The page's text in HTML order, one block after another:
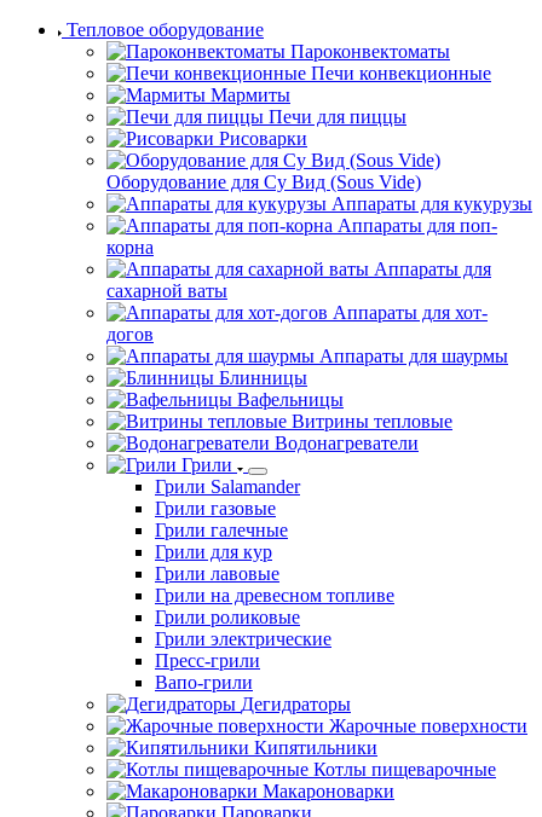
Тепловое оборудование
Пароконвектоматы
Печи конвекционные
Мармиты
Печи для пиццы
Рисоварки
Оборудование для Су Вид (Sous Vide)
Аппараты для кукурузы
Аппараты для поп-
корна
Аппараты для
сахарной ваты
Аппараты для хот-
догов
Аппараты для шаурмы
Блинницы
Вафельницы
Витрины тепловые
Водонагреватели
Грили
Грили Salamander
Грили газовые
Грили галечные
Грили для кур
Грили лавовые
Грили на древесном топливе
Грили роликовые
Грили электрические
Пресс-грили
Вапо-грили
Дегидраторы
Жарочные поверхности
Кипятильники
Котлы пищеварочные
Макароноварки
Пароварки